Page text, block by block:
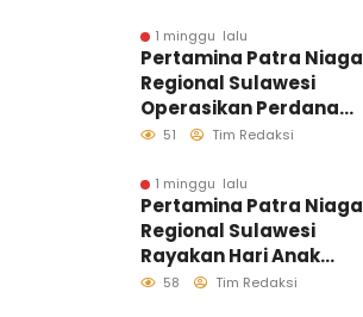
1 minggu lalu
Pertamina Patra Niaga
Regional Sulawesi
Operasikan Perdana
Ship to Ship
Distribusi B50 di
Kawasan Timur
Sulawesi
51 Tim Redaksi
1 minggu lalu
Pertamina Patra Niaga
Regional Sulawesi
Rayakan Hari Anak
Nasional Melalui
58 Tim Redaksi